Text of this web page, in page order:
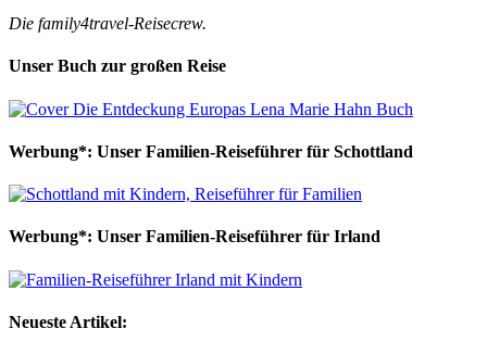
Die family4travel-Reisecrew.
Unser Buch zur großen Reise
Werbung*: Unser Familien-Reiseführer für Schottland
Werbung*: Unser Familien-Reiseführer für Irland
Neueste Artikel: